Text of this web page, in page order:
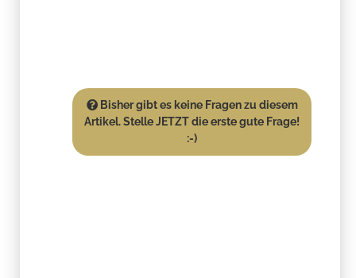
Bisher gibt es keine Fragen zu diesem
Artikel. Stelle JETZT die erste gute Frage!
:-)